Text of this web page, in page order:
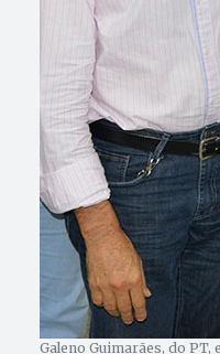
Galeno Guimarães, do PT,